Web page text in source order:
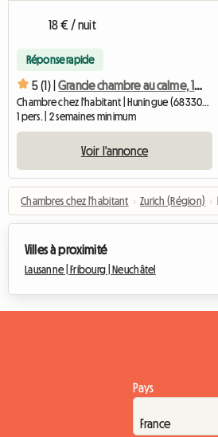
18 € / nuit
Réponse rapide
5 (1) | Grande chambre au calme, 18 m2, toute équipée
Chambre chez l'habitant | Huningue (68330) | 18 M2
1 pers. | 2 semaines minimum
Voir l'annonce
Chambres chez l'habitant › Zurich (Région) ›
Villes à proximité
Lausanne | Fribourg | Neuchâtel
Pays